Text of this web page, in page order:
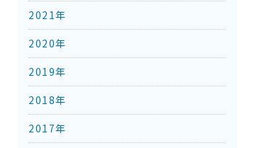
2021年
2020年
2019年
2018年
2017年